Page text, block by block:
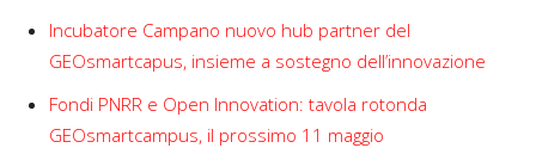
Incubatore Campano nuovo hub partner del
GEOsmartcapus, insieme a sostegno dell’innovazione
Fondi PNRR e Open Innovation: tavola rotonda
GEOsmartcampus, il prossimo 11 maggio